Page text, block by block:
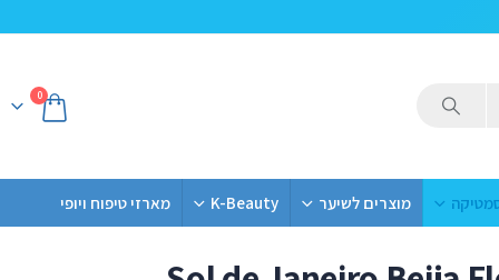
0
מוצרים לשיער K-Beauty מארזי טיפוח ויופי